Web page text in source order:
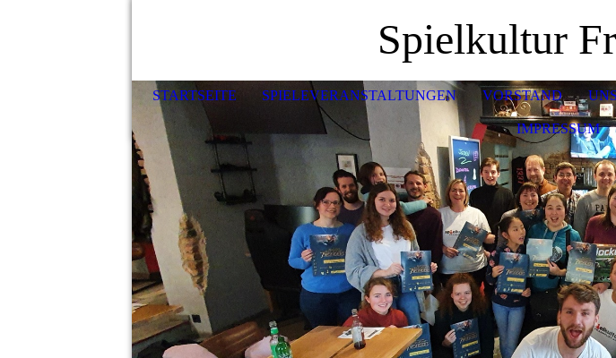
Spielkultur
STARTSEITE SPIELEVERANSTALTUNGEN VORSTAND
IMPRESSUM